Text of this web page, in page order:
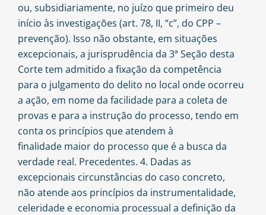
ou, subsidiariamente, no juízo que primeiro deu
início às investigações (art. 78, II, “c”, do CPP –
prevenção). Isso não obstante, em situações
excepcionais, a jurisprudência da 3ª Seção desta
Corte tem admitido a fixação da competência
para o julgamento do delito no local onde ocorreu
a ação, em nome da facilidade para a coleta de
provas e para a instrução do processo, tendo em
conta os princípios que atendem à
finalidade maior do processo que é a busca da
verdade real. Precedentes. 4. Dadas as
excepcionais circunstâncias do caso concreto,
não atende aos princípios da instrumentalidade,
celeridade e economia processual a definição da